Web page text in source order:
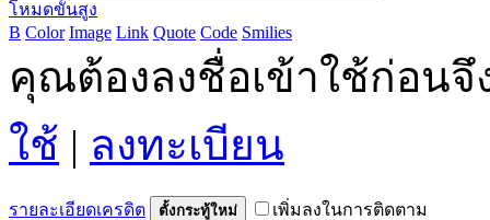
โหมดขั้นสูง
B Color Image Link Quote Code Smilies
คุณต้องลงชื่อเข้าใช้ก่อน
ใช้ | ลงทะเบียน
รายละเอียดเครดิต ตั้งกระทู้ใหม่ เพิ่มลงในการติดตาม